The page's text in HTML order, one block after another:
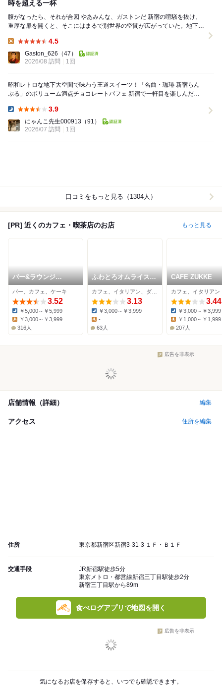
時を超える一杯
腹がなったら、それが合図 やあみんな、ガストンだ 新宿の喧騒を抜け、
重厚な扉を開くと、そこにはまるで別世界の空間が広がっていた。地下へ
4.5
Gaston_626 （47）
2026/08 訪問
1回
昭和レトロな地下大空間で味わう王道スイーツ！「名曲・珈琲 新宿らん
ぶる」のボリューム満点チョコレートパフェ 新宿で一軒目を楽しんだ
3.9
にゃんこ先生000913 （91）
2026/07 訪問
1回
口コミをもっと見る（1304人）
[PR] 近くのカフェ・喫茶店のお店 もっと見る
バー&ラウンジ
ZATTA ヒルトン東京
バー、カフェ、ケーキ
3.52
Dinner:
￥5,000～￥5,999
￥3,000～￥3,999
316人
ふわとろオムライスと
チーズカフェ たまご
のきもち。 新宿東口
駅前店
3.13
Dinner:
￥3,000～￥3,999
Lunch:
-
63人
CAFE ZUKKE
カフェ、イタリアン
3.44
Dinner:
￥3,000～￥3,999
￥1,000～￥1,999
207人
広告を非表示
店舗情報（詳細） 編集
アクセス 住所を編集
住所 東京都新宿区新宿3-31-3 １Ｆ・Ｂ１Ｆ
交通手段
JR新宿駅徒歩5分
東京メトロ・都営線新宿三丁目駅徒歩2分
新宿三丁目駅から89m
食べログアプリで地図を開く
広告を非表示
気になるお店を保存すると、いつでも確認できます。